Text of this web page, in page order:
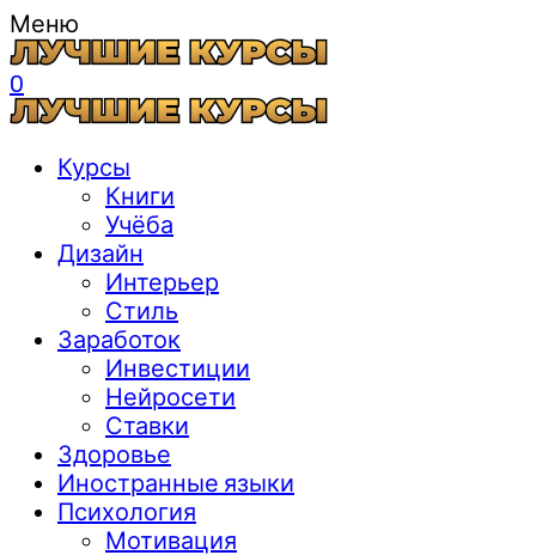
Меню
0
Курсы
Книги
Учёба
Дизайн
Интерьер
Стиль
Заработок
Инвестиции
Нейросети
Ставки
Здоровье
Иностранные языки
Психология
Мотивация